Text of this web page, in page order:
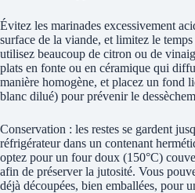
Évitez les marinades excessivement
surface de la viande, et limitez le
utilisez beaucoup de citron ou de
plats en fonte ou en céramique qui
manière homogène, et placez un fond
blanc dilué) pour prévenir le
Conservation : les restes se gardent
réfrigérateur dans un contenant
optez pour un four doux (150°C)
afin de préserver la jutosité. Vous
déjà découpées, bien emballées, pour